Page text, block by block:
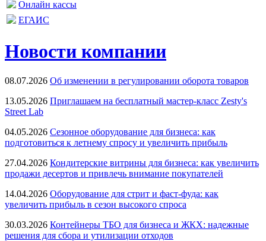
Онлайн кассы
ЕГАИС
Новости компании
08.07.2026 Об изменении в регулировании оборота товаров
13.05.2026 Приглашаем на бесплатный мастер-класс Zesty's
Street Lab
04.05.2026 Сезонное оборудование для бизнеса: как
подготовиться к летнему спросу и увеличить прибыль
27.04.2026 Кондитерские витрины для бизнеса: как увеличить
продажи десертов и привлечь внимание покупателей
14.04.2026 Оборудование для стрит и фаст-фуда: как
увеличить прибыль в сезон высокого спроса
30.03.2026 Контейнеры ТБО для бизнеса и ЖКХ: надежные
решения для сбора и утилизации отходов